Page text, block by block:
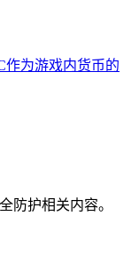
作为游戏内货币的
防护相关内容。